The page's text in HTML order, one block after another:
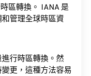
區轉換。 IANA 是
管理全球時區資
行時區轉換。然
更，這種方法容易